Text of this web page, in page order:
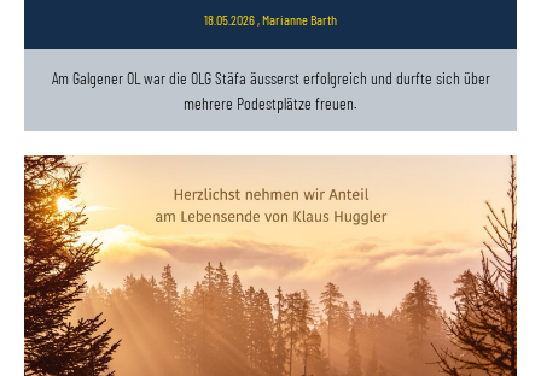
18.05.2026, Marianne Barth
Am Galgener OL war die OLG Stäfa äusserst erfolgreich und durfte sich über
mehrere Podestplätze freuen.